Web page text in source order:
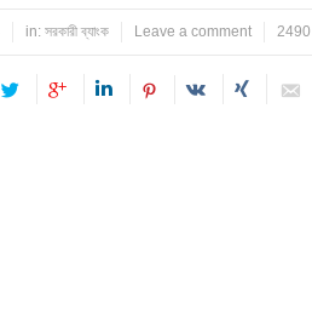
in: সরকারী ব্যাংক Leave a comment